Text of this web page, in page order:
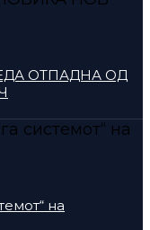
ОТПАДНА ОД
на